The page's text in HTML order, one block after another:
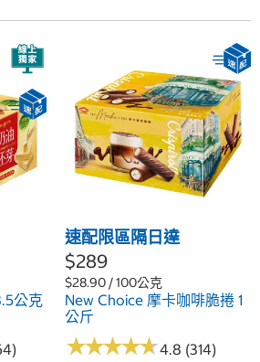
公克
速配限區隔日達
$289
$28.90 / 100公克
New Choice 摩卡咖啡脆捲 1
公斤
★★★★★
★★★★★4.8 (314)